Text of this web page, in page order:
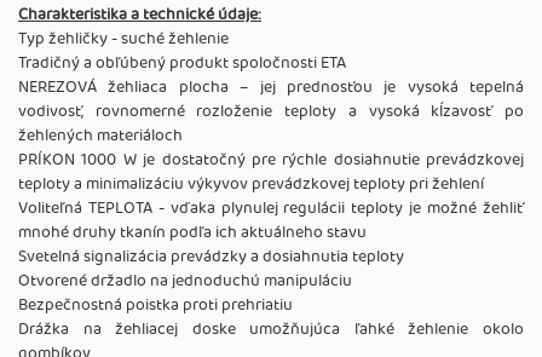
Charakteristika a technické údaje:
Typ žehličky - suché žehlenie
Tradičný a obľúbený produkt spoločnosti ETA
NEREZOVÁ žehliaca plocha – jej prednosťou je vysoká tepelná
vodivosť, rovnomerné rozloženie teploty a vysoká kĺzavosť po
žehlených materiáloch
PRÍKON 1000 W je dostatočný pre rýchle dosiahnutie prevádzkovej
teploty a minimalizáciu výkyvov prevádzkovej teploty pri žehlení
Voliteľná TEPLOTA - vďaka plynulej regulácii teploty je možné žehliť
mnohé druhy tkanín podľa ich aktuálneho stavu
Svetelná signalizácia prevádzky a dosiahnutia teploty
Otvorené držadlo na jednoduchú manipuláciu
Bezpečnostná poistka proti prehriatiu
Drážka na žehliacej doske umožňujúca ľahké žehlenie okolo